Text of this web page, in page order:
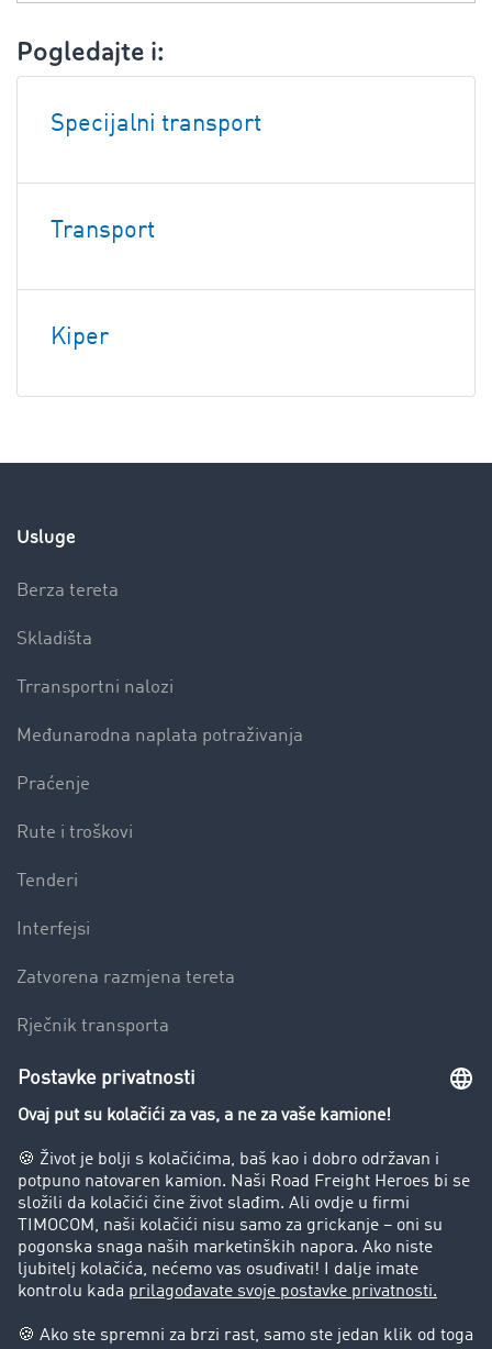
Pogledajte i:
Specijalni transport
Transport
Kiper
Usluge
Berza tereta
Skladišta
Trransportni nalozi
Međunarodna naplata potraživanja
Praćenje
Rute i troškovi
Tenderi
Interfejsi
Zatvorena razmjena tereta
Rječnik transporta
Preduzeće
Success Stories
Korisnici preporučuju korisnike
Blog
Zabrane vožnje za kamione